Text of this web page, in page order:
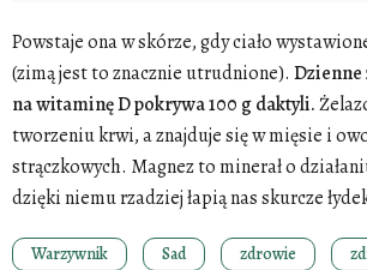
Powstaje ona w skórze, gdy ciało
(zimą jest to znacznie utrudnione).
na witaminę D pokrywa 100 g daktyli.
tworzeniu krwi, a znajduje się w mięsie i
strączkowych. Magnez to minerał o
dzięki niemu rzadziej łapią nas skurcze
Warzywnik Sad zdrowie